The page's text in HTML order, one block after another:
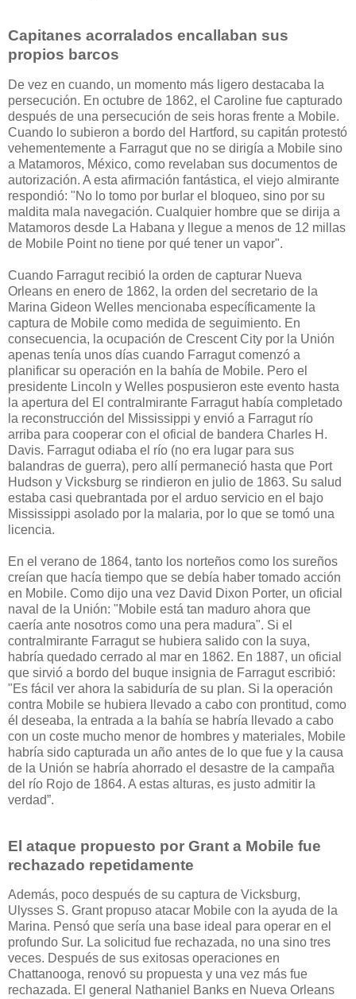
Capitanes acorralados encallaban sus
propios barcos
De vez en cuando, un momento más ligero destacaba la
persecución. En octubre de 1862, el Caroline fue capturado
después de una persecución de seis horas frente a Mobile.
Cuando lo subieron a bordo del Hartford, su capitán protestó
vehementemente a Farragut que no se dirigía a Mobile sino
a Matamoros, México, como revelaban sus documentos de
autorización. A esta afirmación fantástica, el viejo almirante
respondió: "No lo tomo por burlar el bloqueo, sino por su
maldita mala navegación. Cualquier hombre que se dirija a
Matamoros desde La Habana y llegue a menos de 12 millas
de Mobile Point no tiene por qué tener un vapor".
Cuando Farragut recibió la orden de capturar Nueva
Orleans en enero de 1862, la orden del secretario de la
Marina Gideon Welles mencionaba específicamente la
captura de Mobile como medida de seguimiento. En
consecuencia, la ocupación de Crescent City por la Unión
apenas tenía unos días cuando Farragut comenzó a
planificar su operación en la bahía de Mobile. Pero el
presidente Lincoln y Welles pospusieron este evento hasta
la apertura del El contralmirante Farragut había completado
la reconstrucción del Mississippi y envió a Farragut río
arriba para cooperar con el oficial de bandera Charles H.
Davis. Farragut odiaba el río (no era lugar para sus
balandras de guerra), pero allí permaneció hasta que Port
Hudson y Vicksburg se rindieron en julio de 1863. Su salud
estaba casi quebrantada por el arduo servicio en el bajo
Mississippi asolado por la malaria, por lo que se tomó una
licencia.
En el verano de 1864, tanto los norteños como los sureños
creían que hacía tiempo que se debía haber tomado acción
en Mobile. Como dijo una vez David Dixon Porter, un oficial
naval de la Unión: "Mobile está tan maduro ahora que
caería ante nosotros como una pera madura". Si el
contralmirante Farragut se hubiera salido con la suya,
habría quedado cerrado al mar en 1862. En 1887, un oficial
que sirvió a bordo del buque insignia de Farragut escribió:
"Es fácil ver ahora la sabiduría de su plan. Si la operación
contra Mobile se hubiera llevado a cabo con prontitud, como
él deseaba, la entrada a la bahía se habría llevado a cabo
con un coste mucho menor de hombres y materiales, Mobile
habría sido capturada un año antes de lo que fue y la causa
de la Unión se habría ahorrado el desastre de la campaña
del río Rojo de 1864. A estas alturas, es justo admitir la
verdad”.
El ataque propuesto por Grant a Mobile fue
rechazado repetidamente
Además, poco después de su captura de Vicksburg,
Ulysses S. Grant propuso atacar Mobile con la ayuda de la
Marina. Pensó que sería una base ideal para operar en el
profundo Sur. La solicitud fue rechazada, no una sino tres
veces. Después de sus exitosas operaciones en
Chattanooga, renovó su propuesta y una vez más fue
rechazada. El general Nathaniel Banks en Nueva Orleans